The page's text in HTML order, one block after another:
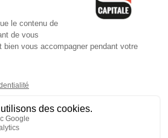
légales-CGV-Politique de
cookies